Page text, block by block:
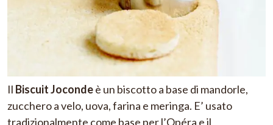
Il Biscuit Jocondeè un biscotto a base di mandorle,
zucchero a velo, uova, farina e meringa. E’ usato
tradizionalmente come base per l’Opéra e il